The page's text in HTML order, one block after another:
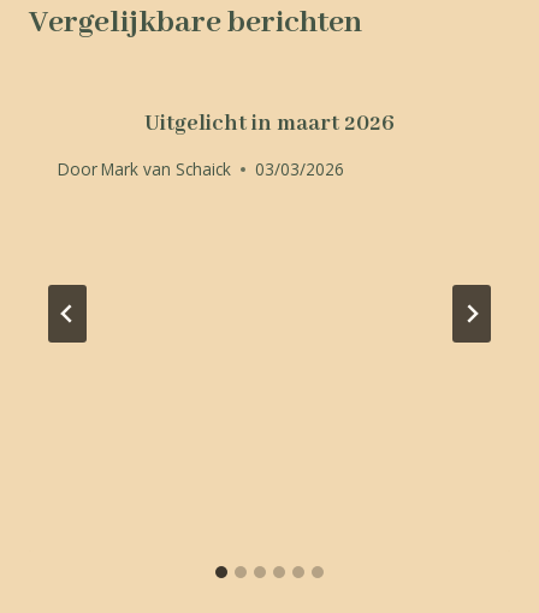
Vergelijkbare berichten
Uitgelicht in maart 2026
DoorMark van Schaick 03/03/2026